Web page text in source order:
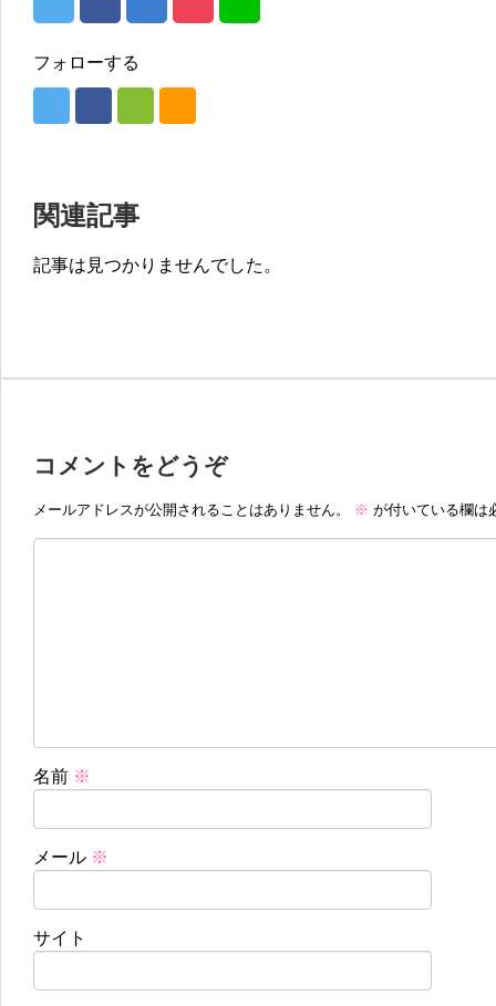
フォローする
関連記事
記事は見つかりませんでした。
コメントをどうぞ
メールアドレスが公開されることはありません。 ※ が付いている欄は
名前 ※
メール ※
サイト